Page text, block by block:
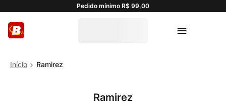
Pedido mínimo R$ 99,00
Ramirez
Ramirez